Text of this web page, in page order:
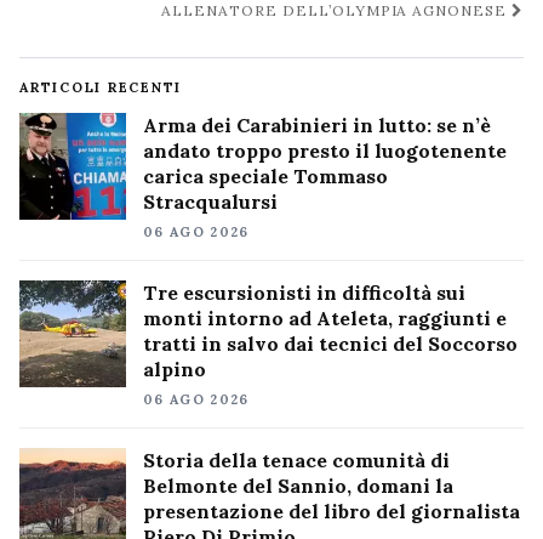
ALLENATORE DELL’OLYMPIA AGNONESE
ARTICOLI RECENTI
Arma dei Carabinieri in lutto: se n’è
andato troppo presto il luogotenente
carica speciale Tommaso
Stracqualursi
06 AGO 2026
Tre escursionisti in difficoltà sui
monti intorno ad Ateleta, raggiunti e
tratti in salvo dai tecnici del Soccorso
alpino
06 AGO 2026
Storia della tenace comunità di
Belmonte del Sannio, domani la
presentazione del libro del giornalista